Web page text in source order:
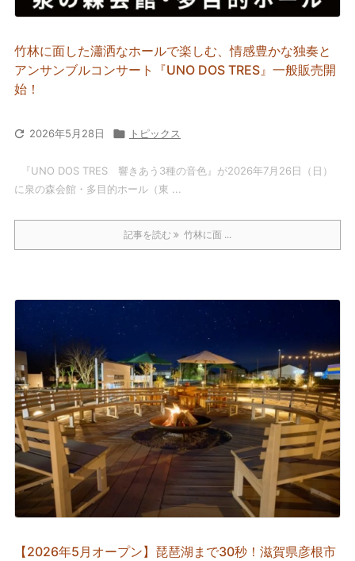
竹林に面した瀟洒なホールで楽しむ、情感豊かな独奏と
アンサンブルコンサート『UNO DOS TRES』一般販売開
始！
 2026年5月28日  トピックス
『UNO DOS TRES 響きあう3種の音色』が2026年7月26日（日）
に泉の森会館・多目的ホール（東 ...
記事を読む 竹林に面 ...
【2026年5月オープン】琵琶湖まで30秒！滋賀県彦根市